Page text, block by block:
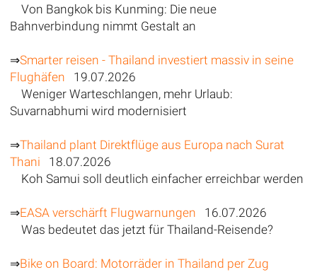
Von Bangkok bis Kunming: Die neue
Bahnverbindung nimmt Gestalt an
⇒Smarter reisen - Thailand investiert massiv in seine
Flughäfen 19.07.2026
Weniger Warteschlangen, mehr Urlaub:
Suvarnabhumi wird modernisiert
⇒Thailand plant Direktflüge aus Europa nach Surat
Thani 18.07.2026
Koh Samui soll deutlich einfacher erreichbar werden
⇒EASA verschärft Flugwarnungen 16.07.2026
Was bedeutet das jetzt für Thailand-Reisende?
⇒Bike on Board: Motorräder in Thailand per Zug